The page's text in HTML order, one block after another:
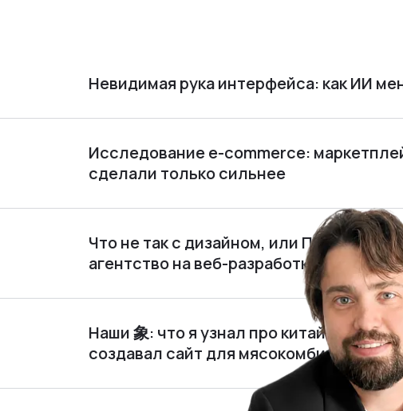
Невидимая рука интерфейса: как ИИ
Исследование e-commerce:
сделали только сильнее
Что не так с дизайном, или Почему я
агентство на веб-разработку полного
Наши 象: что я узнал про китайцев и
создавал сайт для мясокомбината